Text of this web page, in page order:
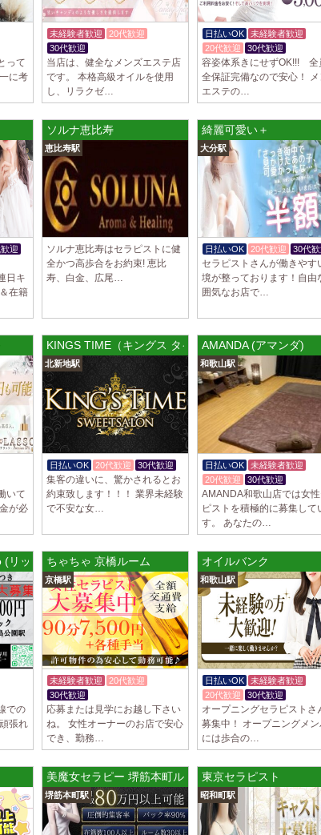
って
に考
未経験者歓迎
20代歓迎
30代歓迎
当店は、健全なメンズエステ店
です。 本格高級オイルを使用
し、リラクゼ…
日払いOK
未経験者歓迎
20代歓迎
30代歓迎
容姿体系きにせずOK!!! 全
全保証完備なので安心！
エステの…
迎
日キ
在籍
ソルナ恵比寿
恵比寿駅
ソルナ恵比寿はセラピストに健
全かつ高歩合をお約束! 恵比
寿、白金、広尾…
綺麗可愛い＋
大分駅
日払いOK 20代歓迎 30代歓
セラピストさんが働きやす
境が整っております！自由
囲気なお店で…
いて
が必
KINGS TIME（キングス タイム）北新地ルーム
北新地駅
日払いOK 20代歓迎 30代歓迎
集客の違いに、驚かされるとお
約束致します！！！ 業界未経験
で不安な女…
AMANDA (アマンダ)
和歌山駅
日払いOK
未経験者歓迎
20代歓迎
30代歓迎
AMANDA和歌山店では女性
ピストを積極的に募集して
す。 あなたの…
(リッチテラスサッポロ) すすきのルーム
での
張れ
ちゃちゃ 京橋ルーム
京橋駅
未経験者歓迎
20代歓迎
30代歓迎
応募または見学にお越し下さい
ね。 女性オーナーのお店で安心
でき、勤務…
オイルバンク
和歌山駅
日払いOK
未経験者歓迎
20代歓迎
30代歓迎
オープニングセラピストさ
募集中！ オープニングメン
には歩合の…
美魔女セラピー 堺筋本町ルーム
堺筋本町駅
東京セラピスト
昭和町駅